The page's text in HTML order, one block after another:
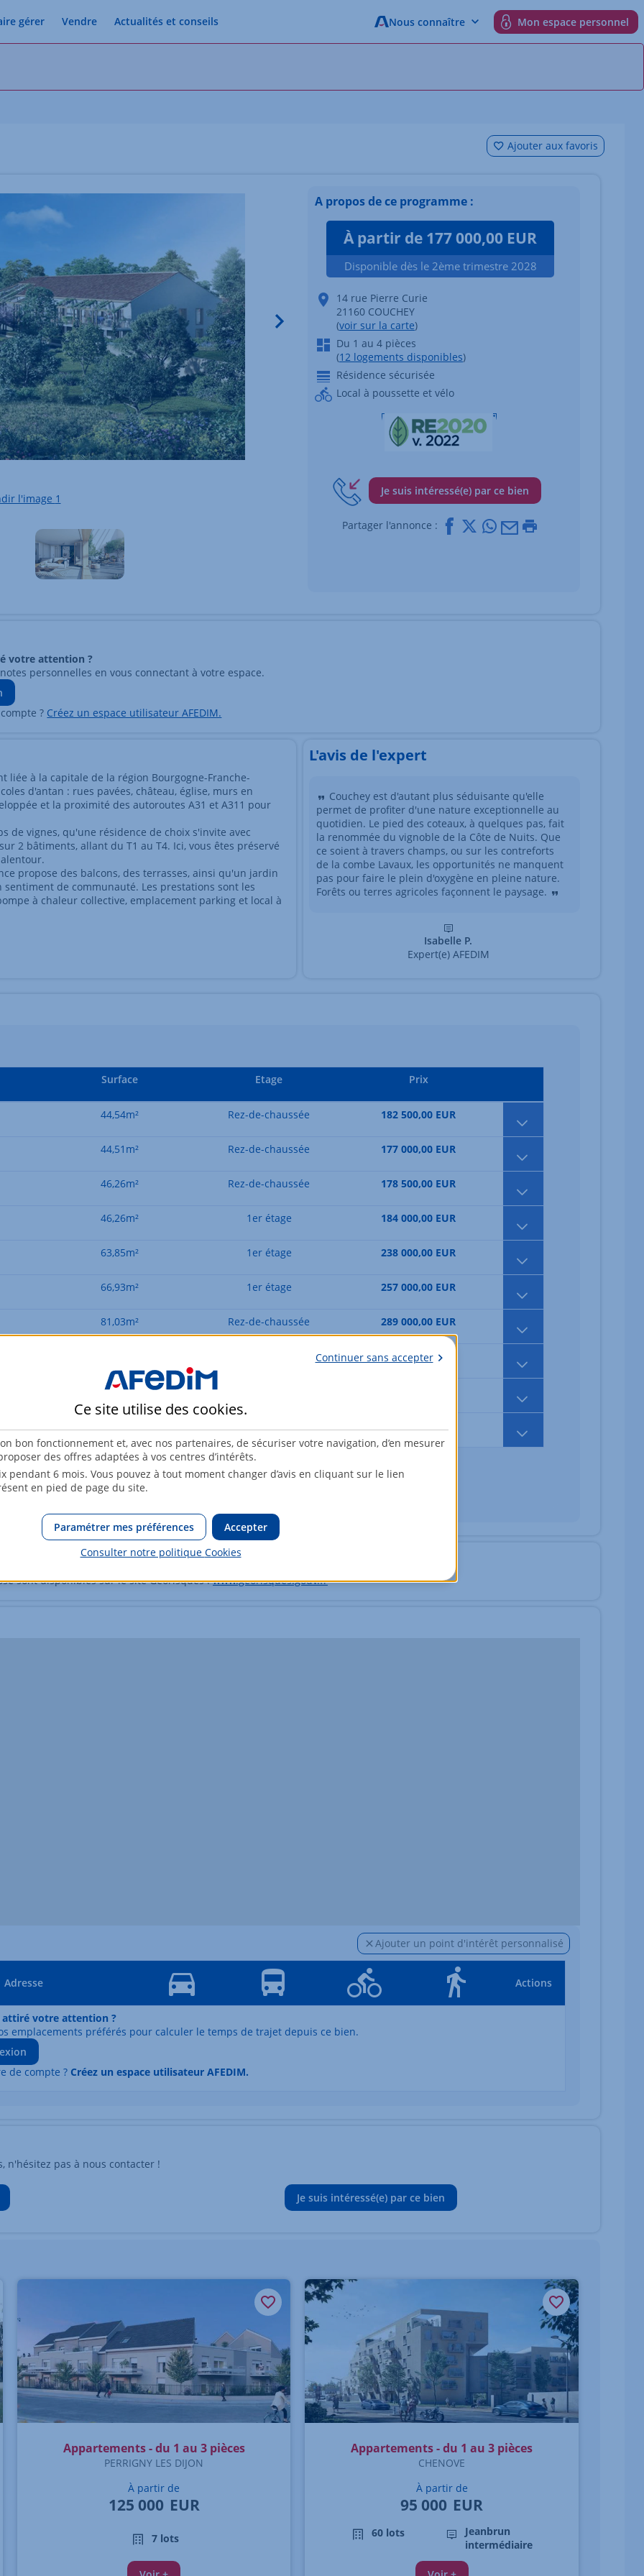
gérer Vendre Actualités et conseils Nous connaître Mon espace personnel
Ajouter aux favoris
Image du bien Afficher l'élément suivant
l'image 1
A propos de ce programme :
À partir de 177 000,00 EUR
Disponible dès le 2ème trimestre 2028
14 rue Pierre Curie
21160 COUCHEY
(voir sur la carte)
Du 1 au 4 pièces
(12 logements disponibles)
Résidence sécurisée
Local à poussette et vélo
Je suis intéressé(e) par ce bien
Partager l'annonce : Facebook
X Whatsapp
Mail
votre attention ?
personnelles en vous connectant à votre espace.
? Créez un espace utilisateur AFEDIM.
liée à la capitale de la région Bourgogne-Franche-
d'antan : rues pavées, château, église, murs en
et la proximité des autoroutes A31 et A311 pour
de vignes, qu'une résidence de choix s'invite avec
2 bâtiments, allant du T1 au T4. Ici, vous êtes préservé
propose des balcons, des terrasses, ainsi qu'un jardin
de communauté. Les prestations sont les
à chaleur collective, emplacement parking et local à
L'avis de l'expert
Couchey est d'autant plus séduisante qu'elle
permet de profiter d'une nature exceptionnelle au
quotidien. Le pied des coteaux, à quelques pas, fait
la renommée du vignoble de la Côte de Nuits. Que
ce soient à travers champs, ou sur les contreforts
de la combe Lavaux, les opportunités ne manquent
pas pour faire le plein d'oxygène en pleine nature.
Forêts ou terres agricoles façonnent le paysage.
Isabelle P.
Expert(e) AFEDIM
Surface Etage Prix
44,54m² Rez-de-chaussée 182 500,00 EUR
44,51m² Rez-de-chaussée 177 000,00 EUR
46,26m² Rez-de-chaussée 178 500,00 EUR
46,26m² 1er étage 184 000,00 EUR
63,85m² 1er étage 238 000,00 EUR
66,93m² 1er étage 257 000,00 EUR
81,03m² Rez-de-chaussée 289 000,00 EUR
277 000,00 EUR
84,22m²
Eléments suivants
sont disponibles sur le site Géorisques :www.georisques.gouv.fr
Ajouter un point d'intérêt personnalisé
Adresse Actions
attiré votre attention ?
emplacements préférés pour calculer le temps de trajet depuis ce bien.
de compte ? Créez un espace utilisateur AFEDIM.
n'hésitez pas à nous contacter !
Je suis intéressé(e) par ce bien
Appartements - du 1 au 3 pièces
PERRIGNY LES DIJON
À partir de
125 000 EUR
7 lots
Appartements - du 1 au 3 pièces
CHENOVE
À partir de
95 000 EUR
60 lots
Jeanbrun
intermédiaire
Continuer sans accepter
Ce site utilise des cookies.
bon fonctionnement et, avec nos partenaires, de sécuriser votre navigation, d’en mesurer
des offres adaptées à vos centres d’intérêts.
pendant 6 mois. Vous pouvez à tout moment changer d’avis en cliquant sur le lien
en pied de page du site.
Accepter
Paramétrer mes préférences
Consulter notre politique Cookies